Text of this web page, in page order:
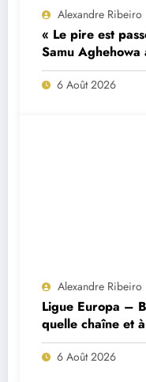
Alexandre Ribeiro
« Le pire est
Samu
Porto ?
6 Août 2026
Alexandre Ribeiro
Ligue Europa –
quelle chaîne et
match ?
6 Août 2026